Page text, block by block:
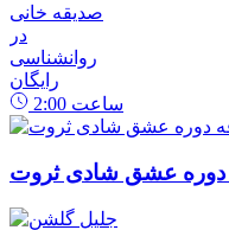
صدیقه خانی
در
روانشناسی
رایگان
2:00 ساعت
دوره عشق شادی ثروت